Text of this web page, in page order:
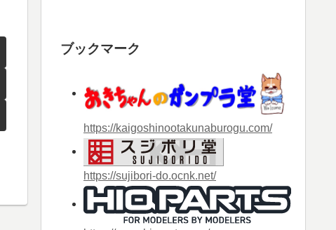
ブックマーク
https://kaigoshinootakunaburogu.com/
https://sujibori-do.ocnk.net/